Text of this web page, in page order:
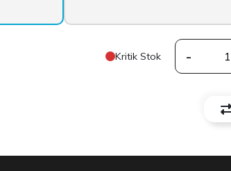
Kritik Stok -